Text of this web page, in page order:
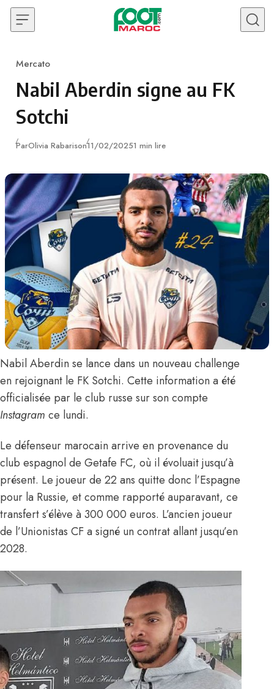
Skip to content
Category
Mercato
Nabil Aberdin signe au FK
Sotchi
ParOlivia RabarisonPublié
11/02/20251 min lire
Nabil Aberdin se lance dans un nouveau challenge
en rejoignant le FK Sotchi. Cette information a été
officialisée par le club russe sur son compte
Instagram ce lundi.
Le défenseur marocain arrive en provenance du
club espagnol de Getafe FC, où il évoluait jusqu’à
présent. Le joueur de 22 ans quitte donc l’Espagne
pour la Russie, etcomme rapporté auparavant, ce
transfert s’élève à 300 000 euros. L’ancien joueur
de l’Unionistas CF a signé un contrat allant jusqu’en
2028.